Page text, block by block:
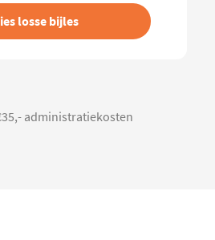
losse bijles
administratiekosten